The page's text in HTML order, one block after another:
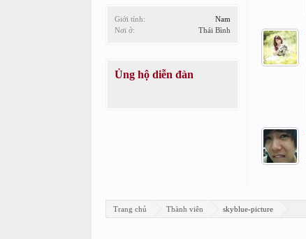
Giới tính:
Nam
Nơi ở:
Thái Bình
Ủng hộ diễn đàn
Trang chủ Thành viên skyblue-picture